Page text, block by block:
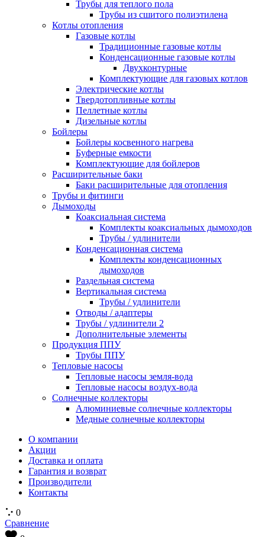
Трубы для теплого пола
Трубы из сшитого полиэтилена
Котлы отопления
Газовые котлы
Традиционные газовые котлы
Конденсационные газовые котлы
Двухконтурные
Комплектующие для газовых котлов
Электрические котлы
Твердотопливные котлы
Пеллетные котлы
Дизельные котлы
Бойлеры
Бойлеры косвенного нагрева
Буферные емкости
Комплектующие для бойлеров
Расширительные баки
Баки расширительные для отопления
Трубы и фитинги
Дымоходы
Коаксиальная система
Комплекты коаксиальных дымоходов
Трубы / удлинители
Конденсационная система
Комплекты конденсационных
дымоходов
Раздельная система
Вертикальная система
Трубы / удлинители
Отводы / адаптеры
Трубы / удлинители 2
Дополнительные элементы
Продукция ППУ
Трубы ППУ
Тепловые насосы
Тепловые насосы земля-вода
Тепловые насосы воздух-вода
Солнечные коллекторы
Алюминиевые солнечные коллекторы
Медные солнечные коллекторы
О компании
Акции
Доставка и оплата
Гарантия и возврат
Производители
Контакты
0
Сравнение